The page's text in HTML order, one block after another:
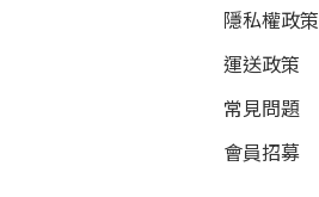
隱私權政策
運送政策
常見問題
會員招募